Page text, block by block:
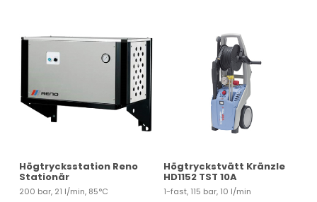
Högtrycksstation Reno
Stationär
200 bar, 21 l/min, 85°C
Högtryckstvätt Kränzle
HD1152 TST 10A
1-fast, 115 bar, 10 l/min